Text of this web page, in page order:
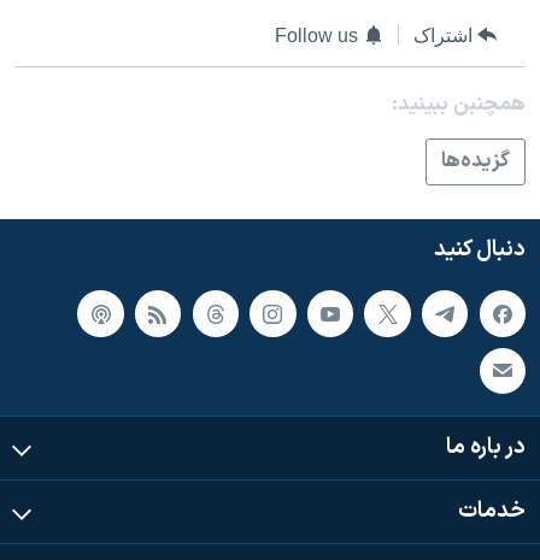
اسرائیل در جنگ
نرگس محمدی برنده جایزه نوبل صلح
همایش محافظه‌کاران آمریکا «سی‌پک»
صفحه‌های ویژه
اشتراک Follow us
همچنبن ببینید:
گزيده‌ها
دنبال کنید
در باره ما
خدمات